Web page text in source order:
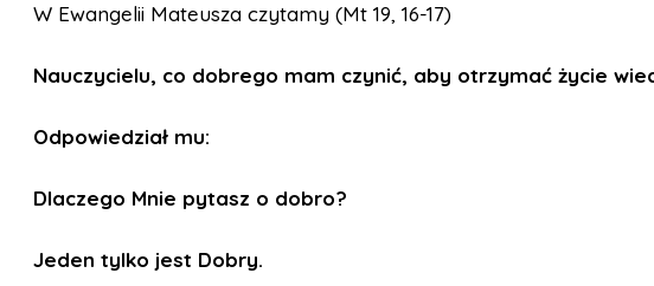
W Ewangelii Mateusza czytamy (Mt 19, 16-17)
Nauczycielu, co dobrego mam czynić, aby otrzymać życie
Odpowiedział mu:
Dlaczego Mnie pytasz o dobro?
Jeden tylko jest Dobry.